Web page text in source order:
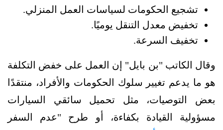
تشجيع الحكومات لسياسات العمل المنزلي.
تخفيض معدل التنقل يوميًا.
تخفيف السرعة.
وقال الكاتب "بن بايل" إن العمل على خفض التكلفة
هو ما يدعم تغيير سلوك الحكومات والأفراد، منتقدًا
بعض التوصيات، مثل تحميل سائقي السيارات
مسؤولية القيادة بكفاءة، أو طرح "عدم السفر